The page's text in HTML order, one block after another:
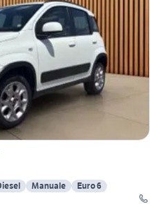
Manuale
Euro 6